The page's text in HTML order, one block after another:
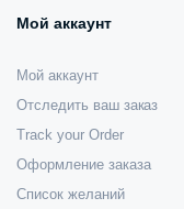
Мой аккаунт
Мой аккаунт
Отследить ваш заказ
Track your Order
Оформление заказа
Список желаний